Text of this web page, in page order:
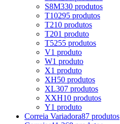
S8M330 produtos
T10295 produtos
T210 produtos
T201 produto
T5255 produtos
V1 produto
W1 produto
X1 produto
XH50 produtos
XL307 produtos
XXH10 produtos
Y1 produto
Correia Variadora87 produtos